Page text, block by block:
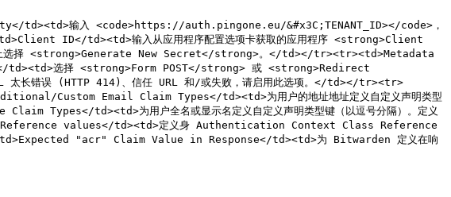
输入 <code>https://auth.pingone.eu/&#x3C;TENANT_ID></code>，
ID</td><td>输入从应用程序配置选项卡获取的应用程序 <strong>Client
选择 <strong>Generate New Secret</strong>。</td></tr><tr><td>Metadata
选择 <strong>Form POST</strong> 或 <strong>Redirect
错误 (HTTP 414)、信任 URL 和/或失败，请启用此选项。</td></tr><tr>
Custom Email Claim Types</td><td>为用户的地址地址定义自定义声明类型
Types</td><td>为用户全名或显示名定义自定义声明类型键（以逗号分隔）。定义
Reference values</td><td>定义身 Authentication Context Class Reference
"acr" Claim Value in Response</td><td>为 Bitwarden 定义在响